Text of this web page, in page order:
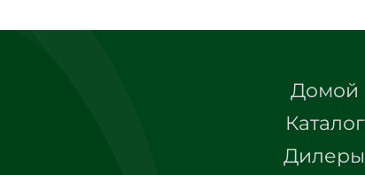
Домой
Каталог
Дилеры